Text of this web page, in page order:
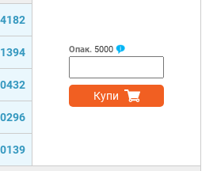
Опак. 5000
Купи